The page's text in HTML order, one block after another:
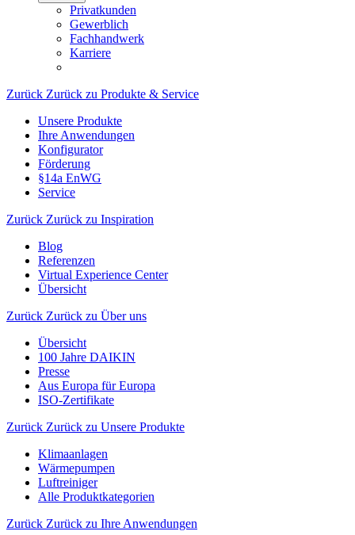
Privatkunden
Gewerblich
Fachhandwerk
Karriere
Zurück Zurück zu Produkte & Service
Unsere Produkte
Ihre Anwendungen
Konfigurator
Förderung
§14a EnWG
Service
Zurück Zurück zu Inspiration
Blog
Referenzen
Virtual Experience Center
Übersicht
Zurück Zurück zu Über uns
Übersicht
100 Jahre DAIKIN
Presse
Aus Europa für Europa
ISO-Zertifikate
Zurück Zurück zu Unsere Produkte
Klimaanlagen
Wärmepumpen
Luftreiniger
Alle Produktkategorien
Zurück Zurück zu Ihre Anwendungen